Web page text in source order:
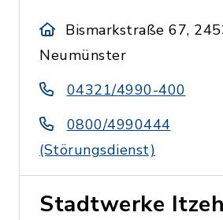
Bismarkstraße 67,
Neumünster
04321/4990-400
0800/4990444
(Störungsdienst)
Stadtwerke